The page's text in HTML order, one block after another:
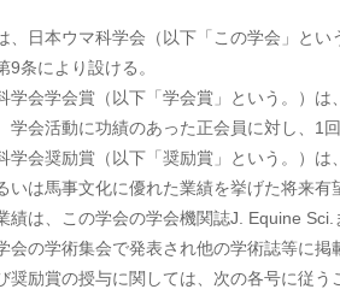
、日本ウマ科学会（以下「この学会」と
9条により設ける。
学会学会賞（以下「学会賞」という。）
学会活動に功績のあった正会員に対し、1
学会奨励賞（以下「奨励賞」という。）
いは馬事文化に優れた業績を挙げた将来
績は、この学会の学会機関誌J. Equine
会の学術集会で発表され他の学術誌等に
奨励賞の授与に関しては、次の各号に従う